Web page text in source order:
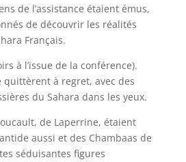
de l’assistance étaient émus,
de découvrir les réalités
Français.
à l’issue de la conférence).
quittèrent à regret, avec des
du Sahara dans les yeux.
de Laperrine, étaient
aussi et des Chambaas de
séduisantes figures